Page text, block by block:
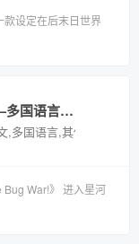
款设定在后末日世界
《星河战队: 终焉虫潮》——多国语言（含简体中文）免安装解压即玩版
多国语言,其他语言
Bug War!》 进入星河